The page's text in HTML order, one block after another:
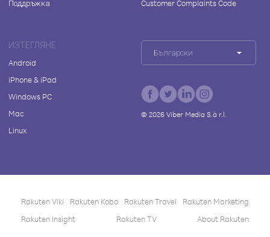
Поддръжка
Customer Complaints Code
ИЗТЕГЛЯНЕ
Android
iPhone & iPad
Windows PC
Mac
Linux
Български
© 2026Viber Media S.à r.l.
Rakuten Viki Rakuten Kobo Rakuten Travel
Rakuten Marketing
Rakuten Insight
Rakuten TV About Rakuten